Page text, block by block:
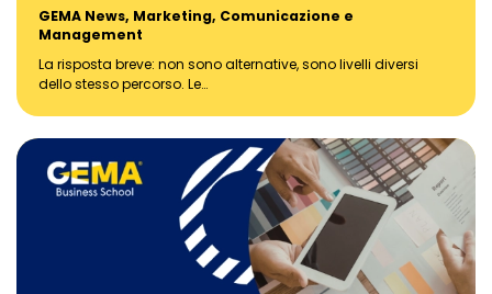
GEMA News, Marketing, Comunicazione e
Management
La risposta breve: non sono alternative, sono livelli diversi
dello stesso percorso. Le…